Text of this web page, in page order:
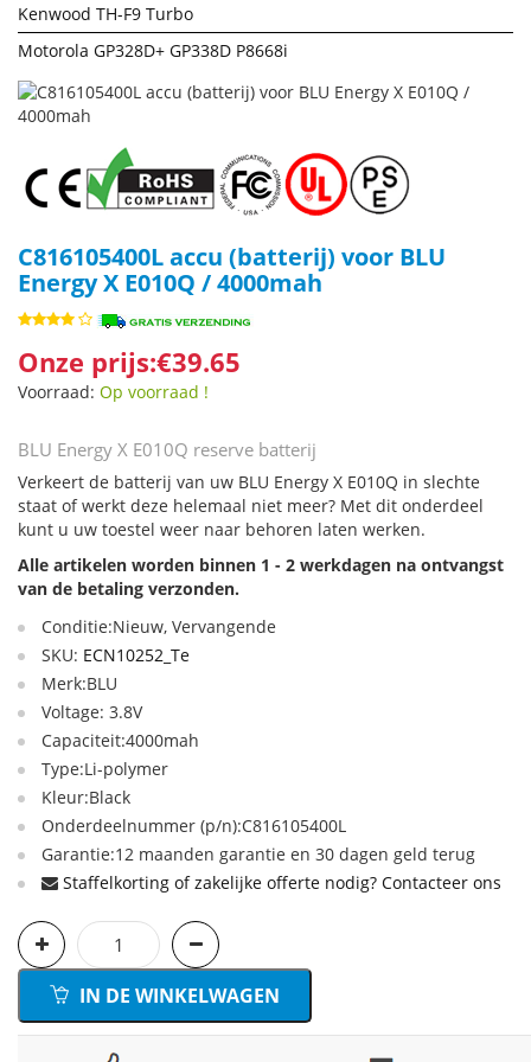
Kenwood TH-F9 Turbo
Motorola GP328D+ GP338D P8668i
C816105400L accu (batterij) voor BLU
Energy X E010Q / 4000mah
Onze prijs:€39.65
Voorraad: Op voorraad !
BLU Energy X E010Q reserve batterij
Verkeert de batterij van uw BLU Energy X E010Q in slechte
staat of werkt deze helemaal niet meer? Met dit onderdeel
kunt u uw toestel weer naar behoren laten werken.
Alle artikelen worden binnen 1 - 2 werkdagen na ontvangst
van de betaling verzonden.
Conditie:Nieuw, Vervangende
SKU: ECN10252_Te
Merk:BLU
Voltage: 3.8V
Capaciteit:4000mah
Type:Li-polymer
Kleur:Black
Onderdeelnummer (p/n):C816105400L
Garantie:12 maanden garantie en 30 dagen geld terug
Staffelkorting of zakelijke offerte nodig? Contacteer ons
IN DE WINKELWAGEN